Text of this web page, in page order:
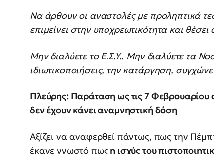
Να άρθουν οι αναστολές με προληπτικά
επιμείνει στην υποχρεωτικότητα και
Μην διαλύετε το Ε.Σ.Υ.. Μην διαλύετε τα
ιδιωτικοποιήσεις, την κατάργηση,
Πλεύρης: Παράταση ως τις 7 Φεβρουαρίου
δεν έχουν κάνει αναμνηστική δόση
Αξίζει να αναφερθεί πάντως, πως την
έκανε γνωστό πωςη ισχύς του